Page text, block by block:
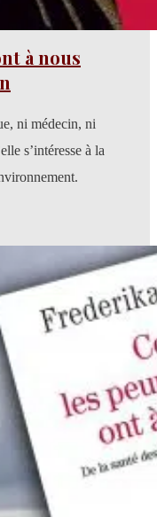
à nous
ni médecin, ni
s’intéresse à la